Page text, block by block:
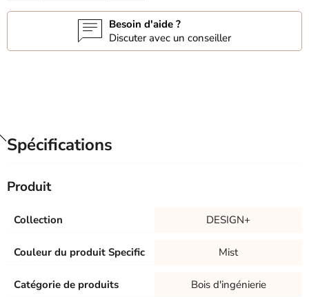
Besoin d'aide ?
Discuter avec un conseiller
Spécifications
Produit
Collection DESIGN+
Couleur du produit Specific Mist
Catégorie de produits Bois d'ingénierie